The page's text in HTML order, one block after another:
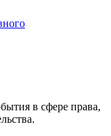
в сфере права,